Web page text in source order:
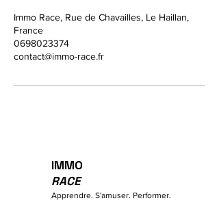
Immo Race, Rue de Chavailles, Le Haillan,
France
0698023374
contact@immo-race.fr
IMMO
RACE
Apprendre. S'amuser. Performer.